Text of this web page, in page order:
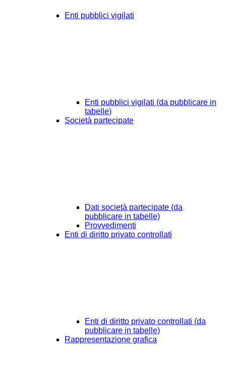
Enti pubblici vigilati
Enti pubblici vigilati (da pubblicare in
tabelle)
Società partecipate
Dati società partecipate (da
pubblicare in tabelle)
Provvedimenti
Enti di diritto privato controllati
Enti di diritto privato controllati (da
pubblicare in tabelle)
Rappresentazione grafica